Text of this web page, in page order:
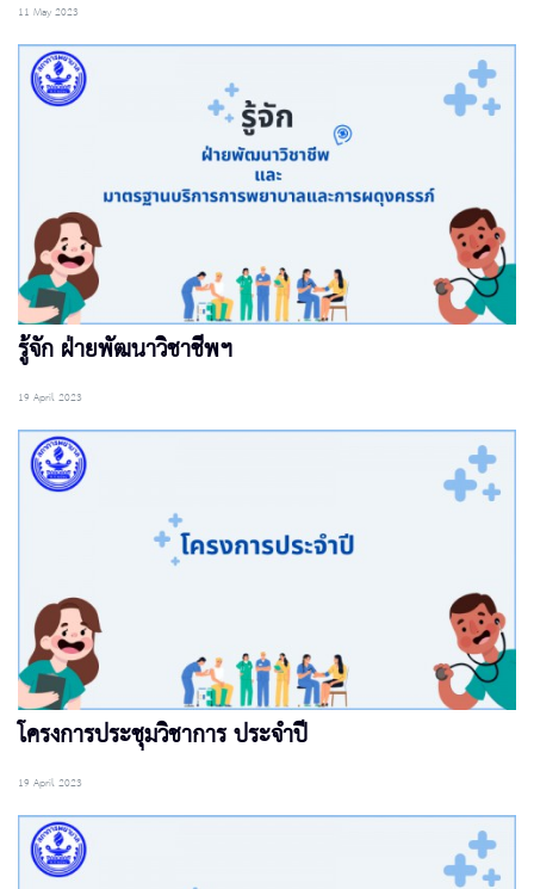
11 May 2023
รู้จัก ฝ่ายพัฒนาวิชาชีพฯ
19 April 2023
โครงการประชุมวิชาการ ประจำปี
19 April 2023